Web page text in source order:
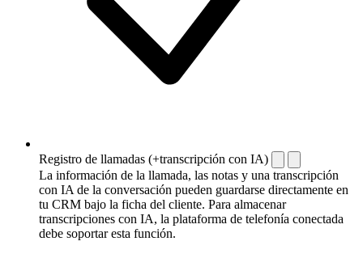
Registro de llamadas (+transcripción con IA)
La información de la llamada, las notas y una transcripción
con IA de la conversación pueden guardarse directamente en
tu CRM bajo la ficha del cliente. Para almacenar
transcripciones con IA, la plataforma de telefonía conectada
debe soportar esta función.